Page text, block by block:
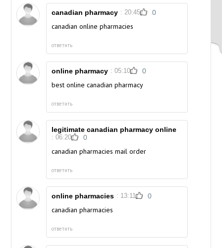
canadian pharmacy : 20:45 0
canadian online pharmacies
ответить
online pharmacy : 05:10 0
best online canadian pharmacy
ответить
legitimate canadian pharmacy online
: 06:20 0
canadian pharmacies mail order
ответить
online pharmacies : 13:11 0
canadian pharmacies
ответить